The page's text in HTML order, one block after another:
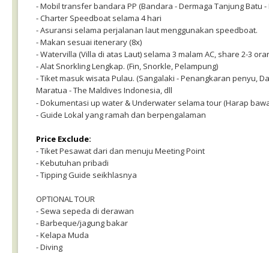
- Mobil transfer bandara PP (Bandara - Dermaga Tanjung Batu -
- Charter Speedboat selama 4 hari
- Asuransi selama perjalanan laut menggunakan speedboat.
- Makan sesuai itenerary (8x)
- Watervilla (Villa di atas Laut) selama 3 malam AC, share 2-3
- Alat Snorkling Lengkap. (Fin, Snorkle, Pelampung)
- Tiket masuk wisata Pulau. (Sangalaki - Penangkaran penyu,
Maratua - The Maldives Indonesia, dll
- Dokumentasi up water & Underwater selama tour (Harap
- Guide Lokal yang ramah dan berpengalaman
Price Exclude:
- Tiket Pesawat dari dan menuju Meeting Point
- Kebutuhan pribadi
- Tipping Guide seikhlasnya
OPTIONAL TOUR
- Sewa sepeda di derawan
- Barbeque/jagung bakar
- Kelapa Muda
- Diving